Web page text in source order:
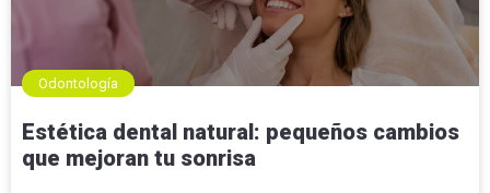
Odontología
Estética dental natural: pequeños cambios
que mejoran tu sonrisa